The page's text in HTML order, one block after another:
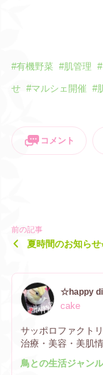
#有機野菜 #肌管理 #
せ #マルシェ開催 #
コメント
前の記事
夏時間のお知らせ
☆happy
cake
サッポロファクト
治療・美容・美肌
きます。また、大
記録や可愛いもの
鳥との生活ジャン